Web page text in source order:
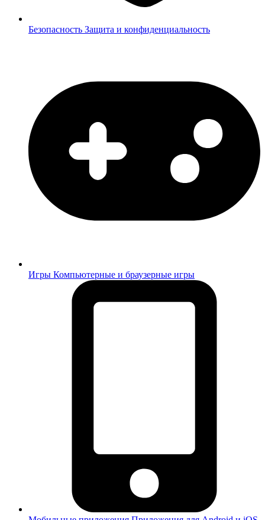
Безопасность Защита и конфиденциальность
Игры Компьютерные и браузерные игры